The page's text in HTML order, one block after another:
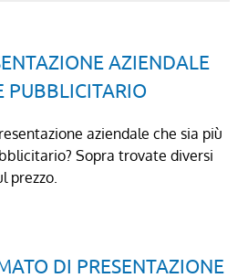
AZIENDALE
PUBBLICITARIO
aziendale che sia più
Sopra trovate diversi
prezzo.
DI PRESENTAZIONE